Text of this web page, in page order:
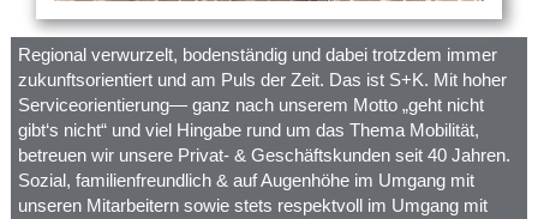
Regional verwurzelt, bodenständig und dabei trotzdem immer
zukunftsorientiert und am Puls der Zeit. Das ist S+K. Mit hoher
Serviceorientierung— ganz nach unserem Motto „geht nicht
gibt‘s nicht“ und viel Hingabe rund um das Thema Mobilität,
betreuen wir unsere Privat- & Geschäftskunden seit 40 Jahren.
Sozial, familienfreundlich & auf Augenhöhe im Umgang mit
unseren Mitarbeitern sowie stets respektvoll im Umgang mit